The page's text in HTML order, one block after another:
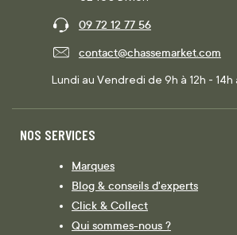
09 72 12 77 56
contact@chassemarket.com
Lundi au Vendredi de 9h à 12h - 14h
NOS SERVICES
Marques
Blog & conseils d'experts
Click & Collect
Qui sommes-nous ?